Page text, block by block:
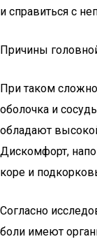
и справиться с
Причины
При таком
оболочка и
обладают
Дискомфорт,
коре и
Согласно
боли имеют